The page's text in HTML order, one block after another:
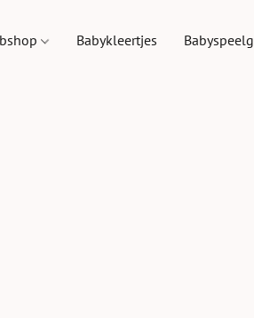
Babykleertjes